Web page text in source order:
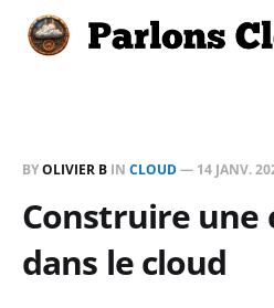
BYOLIVIER B IN CLOUD— 14 JANV.
Construire une
dans le cloud